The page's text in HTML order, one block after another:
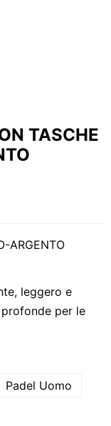
TASCHE
ARGENTO
leggero e
per le
Padel Uomo